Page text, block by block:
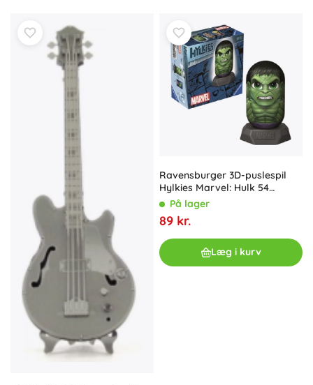
Ravensburger 3D-puslespil
Hylkies Marvel: Hulk 54
brikker
På lager
89 kr.
Læg i kurv